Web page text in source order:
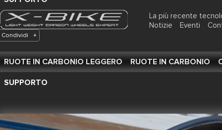
La più recente
Notizie
Eventi
Condividi +
RUOTE IN CARBONIO LEGGERO RUOTE IN CARBONIO
SUPPORTO